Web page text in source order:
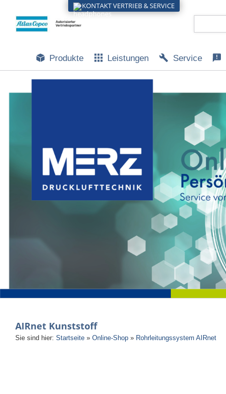
Produkte Leistungen Service
AIRnet Kunststoff
Sie sind hier: Startseite » Online-Shop » Rohrleitungssystem AIRnet
KONTAKT VERTRIEB & SERVICE